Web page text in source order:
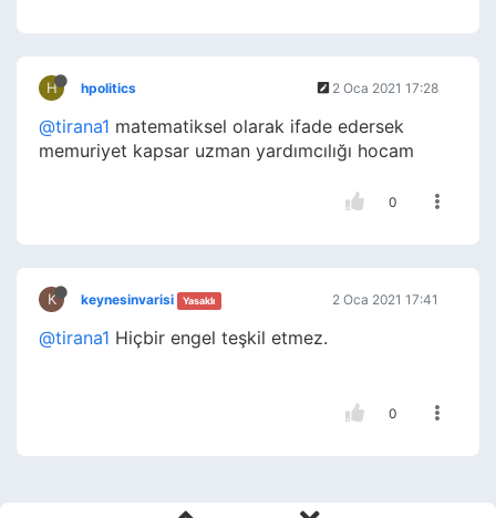
H hpolitics 2 Oca 2021 17:28
@tirana1 matematiksel olarak ifade edersek
memuriyet kapsar uzman yardımcılığı hocam
0
K keynesinvarisi Yasaklı 2 Oca 2021 17:41
@tirana1 Hiçbir engel teşkil etmez.
0